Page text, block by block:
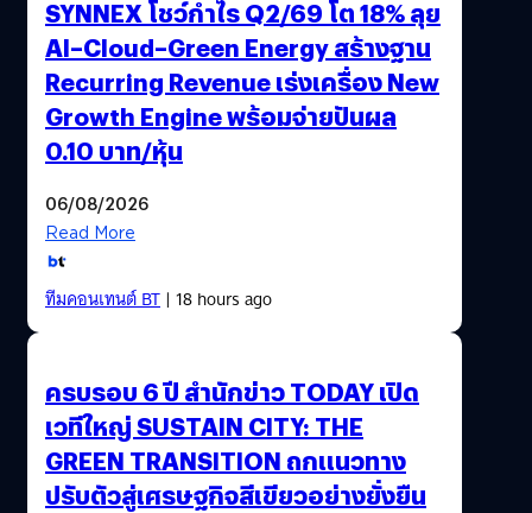
SYNNEX โชว์กำไร Q2/69 โต 18% ลุย
AI–Cloud–Green Energy สร้างฐาน
Recurring Revenue เร่งเครื่อง New
Growth Engine พร้อมจ่ายปันผล
0.10 บาท/หุ้น
06/08/2026
Read More
ทีมคอนเทนต์ BT| 18 hours ago
ครบรอบ 6 ปี สำนักข่าว TODAY เปิด
เวทีใหญ่ SUSTAIN CITY: THE
GREEN TRANSITION ถกแนวทาง
ปรับตัวสู่เศรษฐกิจสีเขียวอย่างยั่งยืน